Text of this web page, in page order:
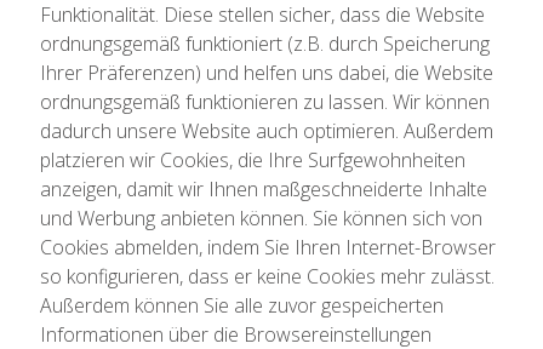
Funktionalität. Diese stellen sicher, dass die Website
ordnungsgemäß funktioniert (z.B. durch Speicherung
Ihrer Präferenzen) und helfen uns dabei, die Website
ordnungsgemäß funktionieren zu lassen. Wir können
dadurch unsere Website auch optimieren. Außerdem
platzieren wir Cookies, die Ihre Surfgewohnheiten
anzeigen, damit wir Ihnen maßgeschneiderte Inhalte
und Werbung anbieten können. Sie können sich von
Cookies abmelden, indem Sie Ihren Internet-Browser
so konfigurieren, dass er keine Cookies mehr zulässt.
Außerdem können Sie alle zuvor gespeicherten
Informationen über die Browsereinstellungen